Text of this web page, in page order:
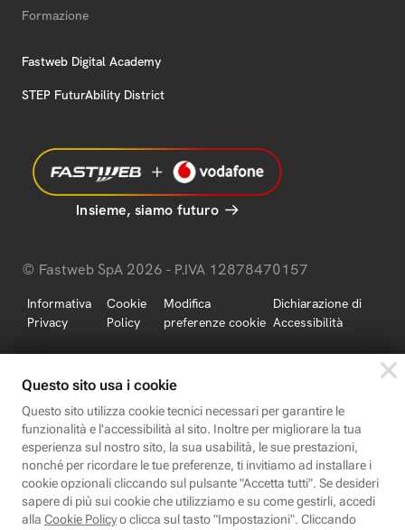
Formazione
Fastweb Digital Academy
STEP FuturAbility District
Insieme, siamo futuro
© Fastweb SpA 2026 - P.IVA 12878470157
Informativa
Privacy
Cookie
Policy
Modifica
preferenze cookie
Dichiarazione di
Accessibilità